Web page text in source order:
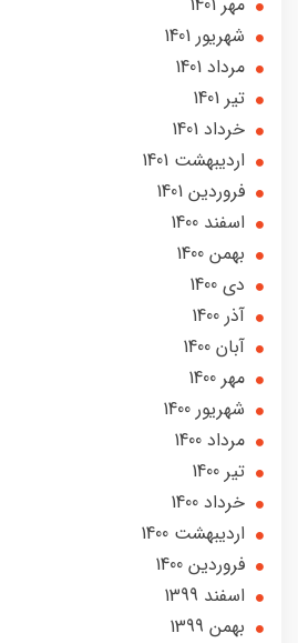
شهریور 1401
مرداد 1401
تير 1401
خرداد 1401
ارديبهشت 1401
فروردین 1401
اسفند 1400
بهمن 1400
دی 1400
آذر 1400
آبان 1400
مهر 1400
شهریور 1400
مرداد 1400
تير 1400
خرداد 1400
ارديبهشت 1400
فروردین 1400
اسفند 1399
بهمن 1399